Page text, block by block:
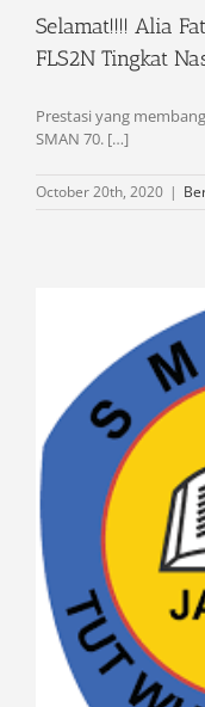
Selamat!!!! Alia
FLS2N Tingkat
Prestasi yang
SMAN 70. […]
October 20th, 2020 |